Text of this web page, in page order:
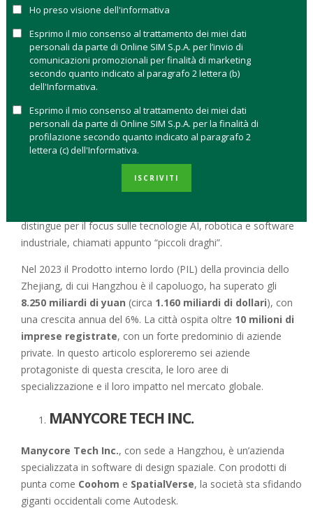
HANGZHOU: LA SILICON VALLEY CINESE
La rivoluzione tecnologica cinese ha una patria:Hangzhou,
provincia dello Zhejiang, che è emersa come uno dei
principali hub tecnologici del Paese, paragonabile alla
Silicon Valley americana. Questa città, sede di colossi come
Alibaba, offre un ecosistema favorevole alle startup grazie a
infrastrutture avanzate, università di prestigio e politiche di
sostegno all’innovazione. Come la Silicon Valley, Hangzhou è
caratterizzata da un forte spirito imprenditoriale e da una rete
di investitori che favorisce la crescita di aziende emergenti.
Tuttavia, mentre la Silicon Valley è dominata da giganti della
distingue per il focus sulle tecnologie AI, robotica e software
industriale, chiamati appunto “piccoli draghi”.
Nel 2023 il Prodotto interno lordo (PIL) della provincia dello
Zhejiang, di cui Hangzhou è il capoluogo, ha superato gli
8.250 miliardi di yuan (circa 1.160 miliardi di dollari), con
una crescita annua del 6%. La città ospita oltre 10 milioni di
imprese registrate, con un forte predominio di aziende
private. In questo articolo esploreremo sei aziende
protagoniste di questa crescita, le loro aree di
specializzazione e il loro impatto nel mercato globale.
MANYCORE TECH INC.
Manycore Tech Inc., con sede a Hangzhou, è un’azienda
specializzata in software di design spaziale. Con prodotti di
punta come Coohom e SpatialVerse, la società sta sfidando
giganti occidentali come Autodesk.
Ho preso visione dell'informativa
Esprimo il mio consenso al trattamento dei miei dati
personali da parte di Online SIM S.p.A. per l’invio di
comunicazioni promozionali per finalità di marketing
secondo quanto indicato al paragrafo 2 lettera (b)
dell'Informativa.
Esprimo il mio consenso al trattamento dei miei dati
personali da parte di Online SIM S.p.A. per la finalità di
profilazione secondo quanto indicato al paragrafo 2
lettera (c) dell'Informativa.
ISCRIVITI